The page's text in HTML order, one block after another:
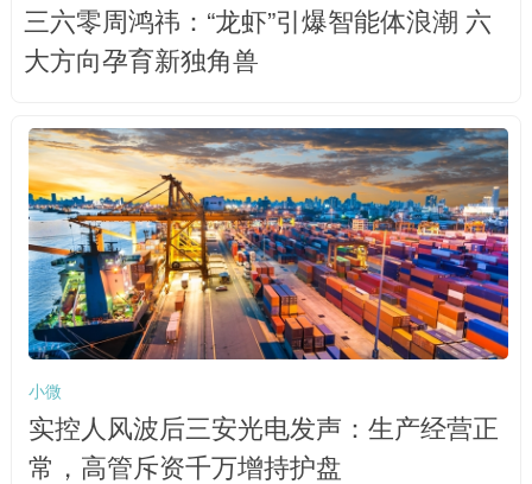
三六零周鸿祎：“龙虾”引爆智能体浪潮 六
大方向孕育新独角兽
小微
实控人风波后三安光电发声：生产经营正
常，高管斥资千万增持护盘